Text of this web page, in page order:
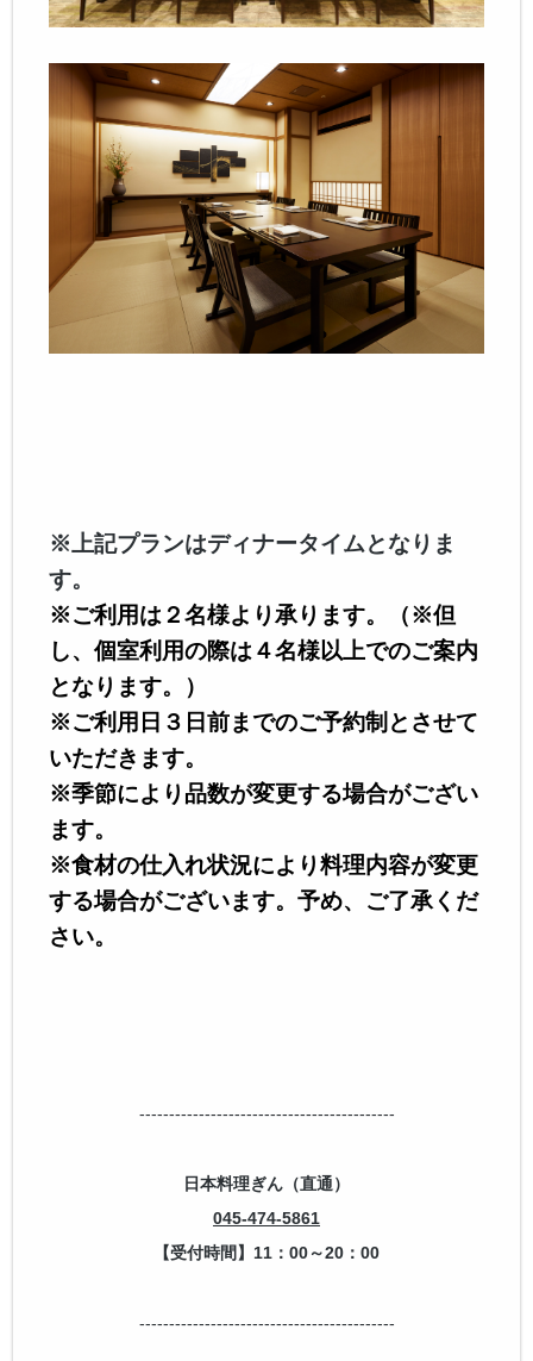
※上記プランはディナータイムとなりま
す。
※ご利用は２名様より承ります。
（※但
し、個室利用の際は４名様以上でのご案内
となります。）
※ご利用日３日前までのご予約制とさせて
いただきます。
※季節により品数が変更する場合がござい
ます。
※食材の仕入れ状況により料理内容が変更
する場合がございます。予め、ご了承くだ
さい。
-------------------------------------------
日本料理ぎん（直通）
045-474-5861
【受付時間】11：00～20：00
-------------------------------------------